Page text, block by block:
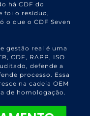
há CDF do
foi o resíduo,
o que o CDF Seven
gestão real é uma
CDF, RAPP, ISO
defende a
processo. Essa
na cadeia OEM
de homologação.